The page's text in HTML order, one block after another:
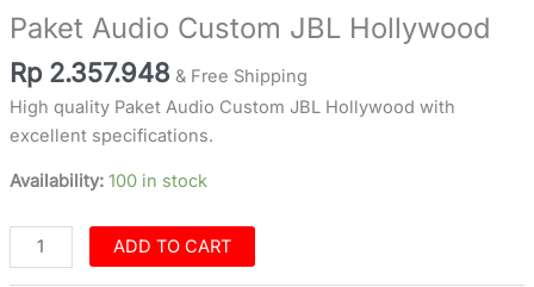
Paket Audio Custom JBL Hollywood
Rp 2.357.948 & Free Shipping
High quality Paket Audio Custom JBL Hollywood with
excellent specifications.
Availability: 100 in stock
ADD TO CART